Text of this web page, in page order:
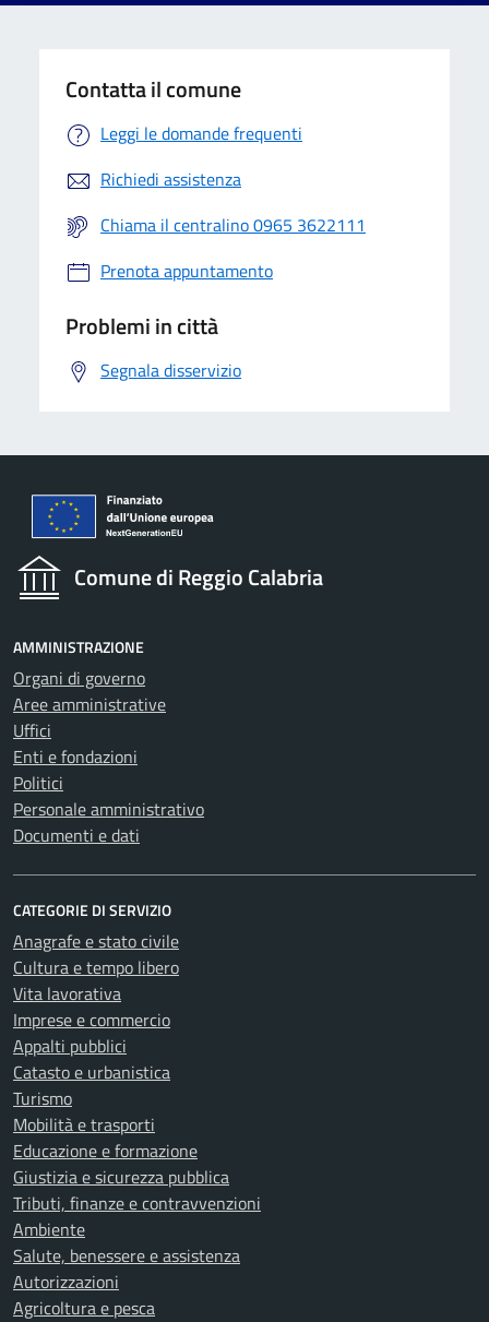
Contatta il comune
Leggi le domande frequenti
Richiedi assistenza
Chiama il centralino 0965 3622111
Prenota appuntamento
Problemi in città
Segnala disservizio
Comune di Reggio Calabria
AMMINISTRAZIONE
Organi di governo
Aree amministrative
Uffici
Enti e fondazioni
Politici
Personale amministrativo
Documenti e dati
CATEGORIE DI SERVIZIO
Anagrafe e stato civile
Cultura e tempo libero
Vita lavorativa
Imprese e commercio
Appalti pubblici
Catasto e urbanistica
Turismo
Mobilità e trasporti
Educazione e formazione
Giustizia e sicurezza pubblica
Tributi, finanze e contravvenzioni
Ambiente
Salute, benessere e assistenza
Autorizzazioni
Agricoltura e pesca